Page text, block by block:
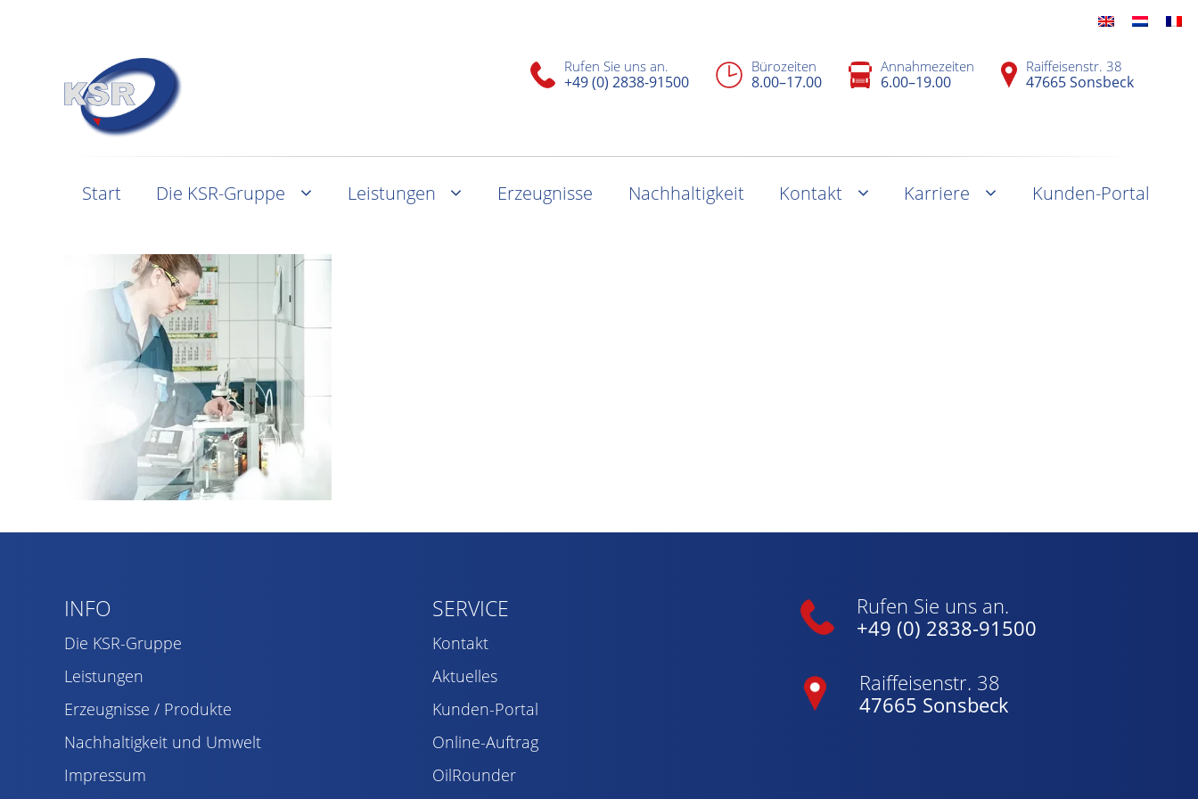
Rufen Sie uns an.
+49 (0) 2838-91500
Bürozeiten
8.00–17.00
Annahmezeiten
6.00–19.00
Raiffeisenstr. 38
47665 Sonsbeck
Start Die KSR-Gruppe Leistungen Erzeugnisse Nachhaltigkeit Kontakt Karriere Kunden-Portal
INFO
Die KSR-Gruppe
Leistungen
Erzeugnisse / Produkte
Nachhaltigkeit und Umwelt
Impressum
SERVICE
Kontakt
Aktuelles
Kunden-Portal
Online-Auftrag
OilRounder
Rufen Sie uns an.
+49 (0) 2838-91500
Raiffeisenstr. 38
47665 Sonsbeck